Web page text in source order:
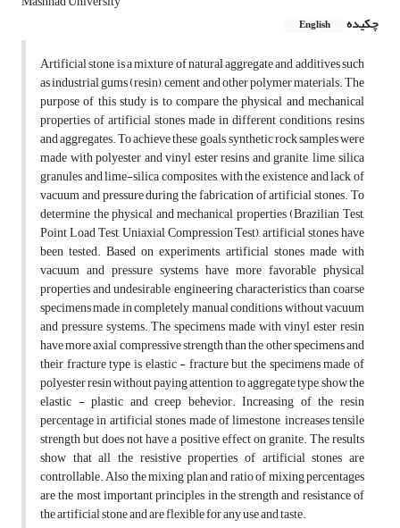
چکیده
English
Artificial stone is a mixture of natural aggregate and additives such
as industrial gums (resin), cement and other polymer materials. The
purpose of this study is to compare the physical and mechanical
properties of artificial stones made in different conditions, resins
and aggregates. To achieve these goals, synthetic rock samples were
made with polyester and vinyl ester resins and granite, lime, silica
granules and lime-silica composites, with the existence and lack of
vacuum and pressure during the fabrication of artificial stones. To
determine the physical and mechanical properties (Brazilian Test,
Point Load Test, Uniaxial Compression Test), artificial stones have
been tested. Based on experiments, artificial stones made with
vacuum and pressure systems have more favorable physical
properties and undesirable engineering characteristics than coarse
specimens made in completely manual conditions without vacuum
and pressure systems. The specimens made with vinyl ester resin
have more axial compressive strength than the other specimens and
their fracture type is elastic - fracture but the specimens made of
polyester resin without paying attention to aggregate type, show the
elastic - plastic and creep behevior. Increasing of the resin
percentage in artificial stones made of limestone, increases tensile
strength but does not have a positive effect on granite. The results
show that all the resistive properties of artificial stones are
controllable. Also the mixing plan and ratio of mixing percentages
are the most important principles in the strength and resistance of
the artificial stone and are flexible for any use and taste.